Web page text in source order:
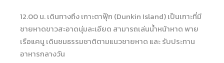
12.00 น. เดินทางถึง เกาะตาฟุ๊ก (Dunkin Island) เป็นเกาะที่มี
ชายหาดขาวสะอาดนุ่มละเอียด สามารถเล่นน้ำหน้าหาด พาย
เรือแคนู เดินชมธรรมชาติตามแนวชายหาด และ รับประทาน
อาหารกลางวัน